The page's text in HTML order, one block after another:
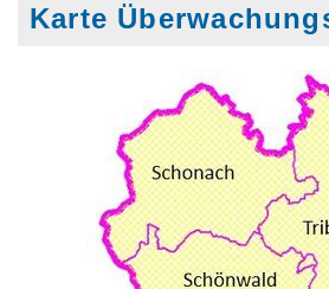
Karte